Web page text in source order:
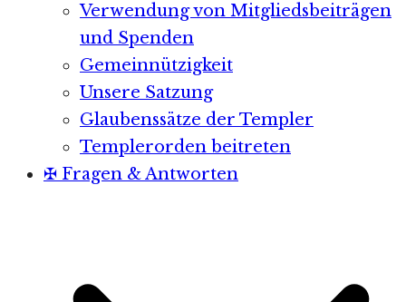
Verwendung von Mitgliedsbeiträgen
und Spenden
Gemeinnützigkeit
Unsere Satzung
Glaubenssätze der Templer
Templerorden beitreten
✠ Fragen & Antworten